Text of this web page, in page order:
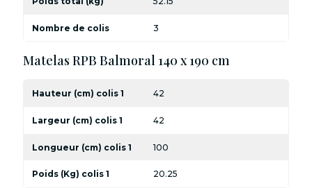
Nombre de colis 3
Matelas RPB Balmoral 140 x 190 cm
Hauteur (cm) colis 1 42
Largeur (cm) colis 1 42
Longueur (cm) colis 1 100
Poids (Kg) colis 1 20.25